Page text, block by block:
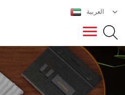
العربية